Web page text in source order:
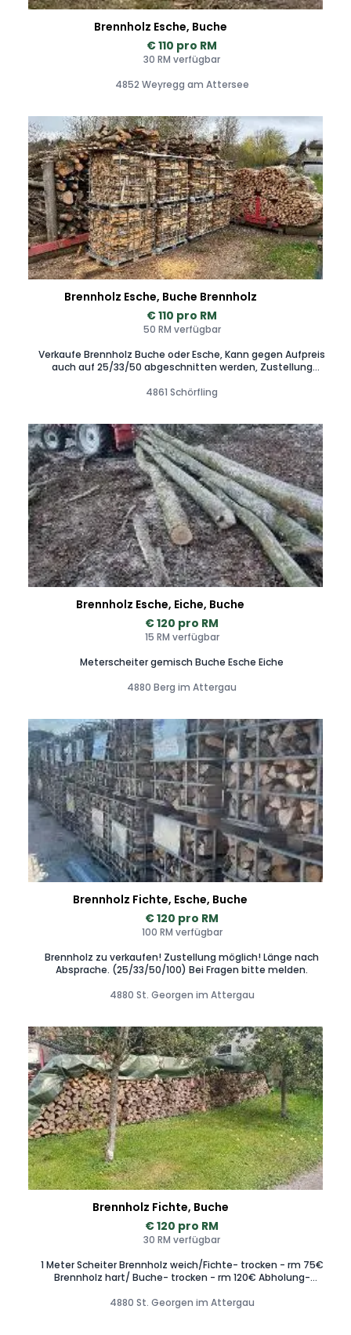
Brennholz Esche, Buche
€ 110 pro RM
30 RM verfügbar
4852 Weyregg am Attersee
Brennholz Esche, Buche Brennholz
€ 110 pro RM
50 RM verfügbar
Verkaufe Brennholz Buche oder Esche, Kann gegen Aufpreis
auch auf 25/33/50 abgeschnitten werden, Zustellung
4861 Schörfling
Brennholz Esche, Eiche, Buche
€ 120 pro RM
15 RM verfügbar
Meterscheiter gemisch Buche Esche Eiche
4880 Berg im Attergau
Brennholz Fichte, Esche, Buche
€ 120 pro RM
100 RM verfügbar
Brennholz zu verkaufen! Zustellung möglich! Länge nach
Absprache. (25/33/50/100) Bei Fragen bitte melden.
4880 St. Georgen im Attergau
Brennholz Fichte, Buche
€ 120 pro RM
30 RM verfügbar
1 Meter Scheiter Brennholz weich/Fichte- trocken - rm 75€
Brennholz hart/ Buche- trocken - rm 120€ Abholung-
4880 St. Georgen im Attergau